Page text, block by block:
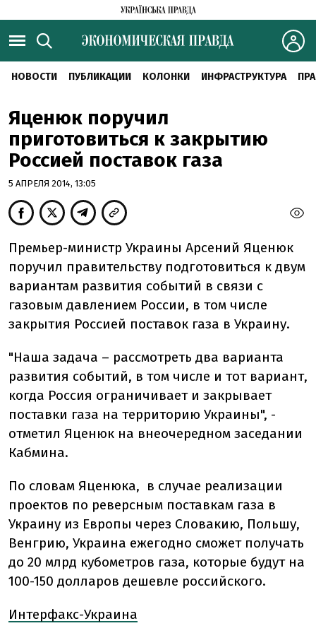
НОВОСТИ ПУБЛИКАЦИИ КОЛОНКИ ИНФРАСТРУКТУРА
Яценюк поручил
приготовиться к закрытию
Россией поставок газа
5 АПРЕЛЯ 2014, 13:05
Премьер-министр Украины Арсений Яценюк
поручил правительству подготовиться к двум
вариантам развития событий в связи с
газовым давлением России, в том числе
закрытия Россией поставок газа в Украину.
"Наша задача – рассмотреть два варианта
развития событий, в том числе и тот вариант,
когда Россия ограничивает и закрывает
поставки газа на территорию Украины", -
отметил Яценюк на внеочередном заседании
Кабмина.
По словам Яценюка, в случае реализации
проектов по реверсным поставкам газа в
Украину из Европы через Словакию, Польшу,
Венгрию, Украина ежегодно сможет получать
до 20 млрд кубометров газа, которые будут на
100-150 долларов дешевле российского.
Интерфакс-Украина